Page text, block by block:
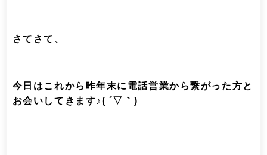
さてさて、
今日はこれから昨年末に電話営業から繋がった方と
お会いしてきます♪( ´▽｀)